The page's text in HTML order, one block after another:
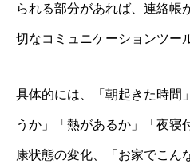
られる部分があれば、連絡帳
切なコミュニケーションツー
具体的には、「朝起きた時間
うか」「熱があるか」「夜寝
康状態の変化、「お家でこん